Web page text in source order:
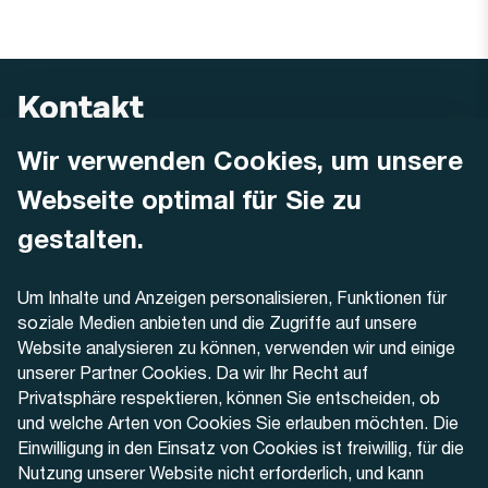
Wir verwenden Cookies, um unsere
Webseite optimal für Sie zu
gestalten.
Um Inhalte und Anzeigen personalisieren, Funktionen für
soziale Medien anbieten und die Zugriffe auf unsere
Website analysieren zu können, verwenden wir und einige
unserer Partner Cookies. Da wir Ihr Recht auf
Privatsphäre respektieren, können Sie entscheiden, ob
und welche Arten von Cookies Sie erlauben möchten. Die
Einwilligung in den Einsatz von Cookies ist freiwillig, für die
Nutzung unserer Website nicht erforderlich, und kann
Kontakt
AREMO
Dornacherstrasse 48
4500 Solothurn
+41 32 622 37 22
Kontaktformular